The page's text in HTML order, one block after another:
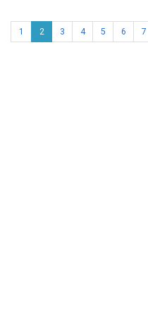
1 2 3 4 5 6 7